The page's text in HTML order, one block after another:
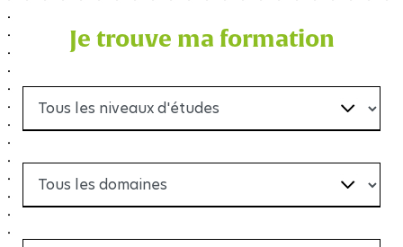
Je trouve ma formation